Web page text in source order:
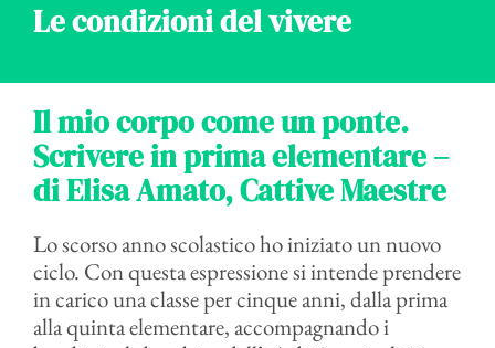
Le condizioni del vivere
Il mio corpo come un ponte.
Scrivere in prima elementare –
di Elisa Amato, Cattive Maestre
Lo scorso anno scolastico ho iniziato un nuovo
ciclo. Con questa espressione si intende prendere
in carico una classe per cinque anni, dalla prima
alla quinta elementare, accompagnando i